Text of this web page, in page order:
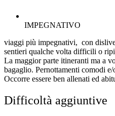
IMPEGNATIVO
viaggi più impegnativi, con
sentieri qualche volta difficili o
La maggior parte itineranti ma a
bagaglio. Pernottamenti comodi
Occorre essere ben allenati ed
Difficoltà aggiuntive